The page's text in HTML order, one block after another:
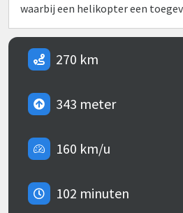
waarbij een helikopter een
270 km
343 meter
160 km/u
102 minuten